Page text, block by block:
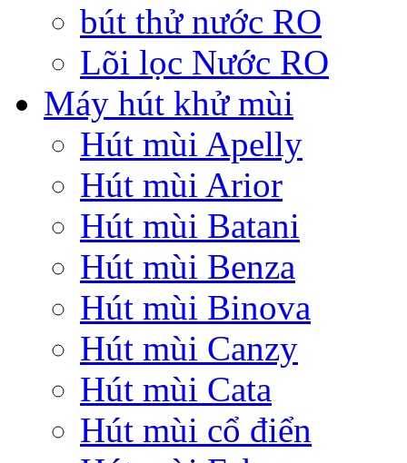
bút thử nước RO
Lõi lọc Nước RO
Máy hút khử mùi
Hút mùi Apelly
Hút mùi Arior
Hút mùi Batani
Hút mùi Benza
Hút mùi Binova
Hút mùi Canzy
Hút mùi Cata
Hút mùi cổ điển